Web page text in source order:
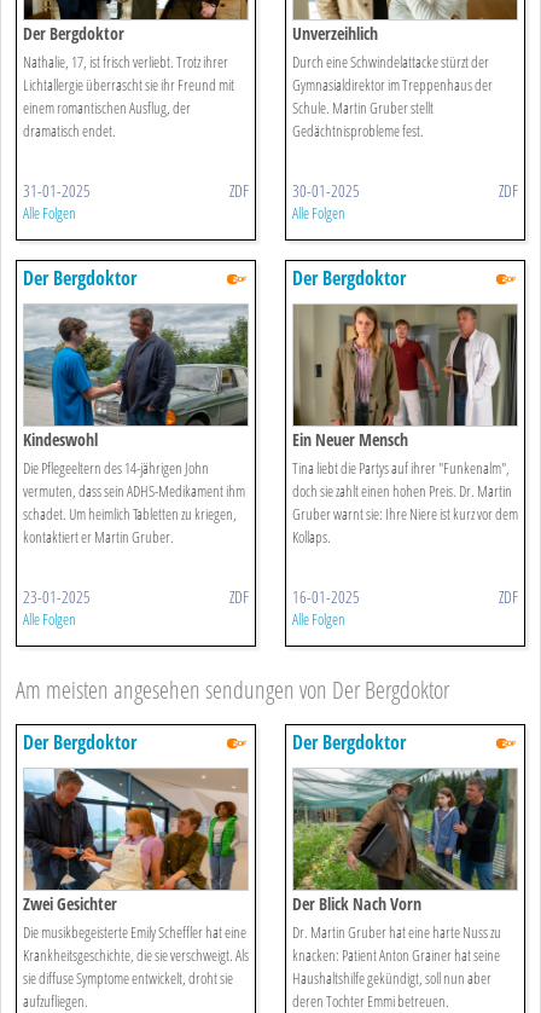
Der Bergdoktor
Nathalie, 17, ist frisch verliebt. Trotz ihrer
Lichtallergie überrascht sie ihr Freund mit
einem romantischen Ausflug, der
dramatisch endet.
31-01-2025 ZDF
Alle Folgen
Unverzeihlich
Durch eine Schwindelattacke stürzt der
Gymnasialdirektor im Treppenhaus der
Schule. Martin Gruber stellt
Gedächtnisprobleme fest.
30-01-2025 ZDF
Alle Folgen
Der Bergdoktor
Kindeswohl
Die Pflegeeltern des 14-jährigen John
vermuten, dass sein ADHS-Medikament ihm
schadet. Um heimlich Tabletten zu kriegen,
kontaktiert er Martin Gruber.
23-01-2025 ZDF
Alle Folgen
Der Bergdoktor
Ein Neuer Mensch
Tina liebt die Partys auf ihrer "Funkenalm",
doch sie zahlt einen hohen Preis. Dr. Martin
Gruber warnt sie: Ihre Niere ist kurz vor dem
Kollaps.
16-01-2025 ZDF
Alle Folgen
Am meisten angesehen sendungen von Der Bergdoktor
Der Bergdoktor
Zwei Gesichter
Die musikbegeisterte Emily Scheffler hat eine
Krankheitsgeschichte, die sie verschweigt. Als
sie diffuse Symptome entwickelt, droht sie
aufzufliegen.
Der Bergdoktor
Der Blick Nach Vorn
Dr. Martin Gruber hat eine harte Nuss zu
knacken: Patient Anton Grainer hat seine
Haushaltshilfe gekündigt, soll nun aber
deren Tochter Emmi betreuen.